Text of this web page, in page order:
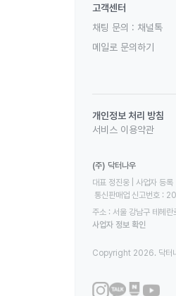
고객센터
채팅 문의 : 채널톡
메일로 문의하기
개인정보 처리 방침
서비스 이용약관
(주) 닥터나우
대표 정진웅 | 사업자
통신판매업 신고번호
주소 : 서울 강남구 테헤
사업자 정보 확인
Copyright 2026. 닥터